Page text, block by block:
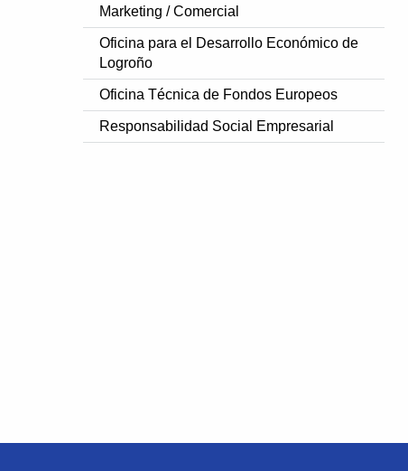
Marketing / Comercial
Oficina para el Desarrollo Económico de
Logroño
Oficina Técnica de Fondos Europeos
Responsabilidad Social Empresarial